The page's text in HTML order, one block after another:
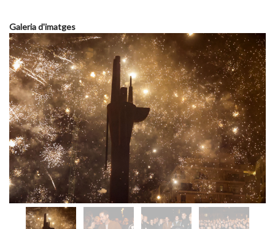
Galeria d'imatges